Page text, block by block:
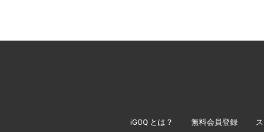
iGOQ とは？ 無料会員登録